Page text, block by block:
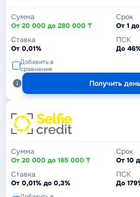
Сумма
От 20 000 до 280 000 ₸
Срок
От 1
Ставка
От 0,01%
ПСК
До
Добавить в
сравнение
Получить
Сумма
От 20 000 до 165 000 ₸
Срок
От 10
Ставка
От 0,01% до 0,3%
ПСК
До